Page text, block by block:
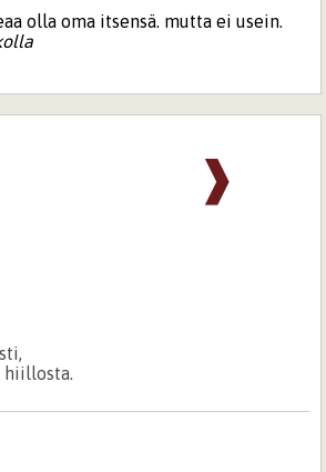
olla oma itsensä. mutta ei usein.
❱